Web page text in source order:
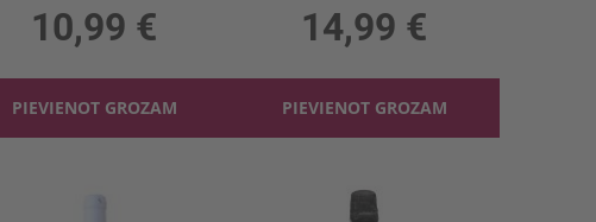
10,99 €
PIEVIENOT GROZAM
14,99 €
PIEVIENOT GROZAM